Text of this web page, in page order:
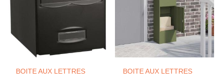
BOITE AUX LETTRES BOITE AUX LETTRES